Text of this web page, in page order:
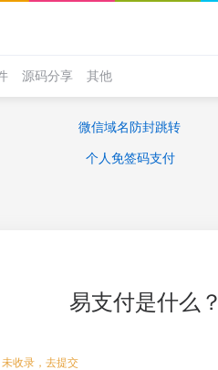
源码分享 其他
微信域名防封跳转
个人免签码支付
易支付是什么？
未收录，去提交